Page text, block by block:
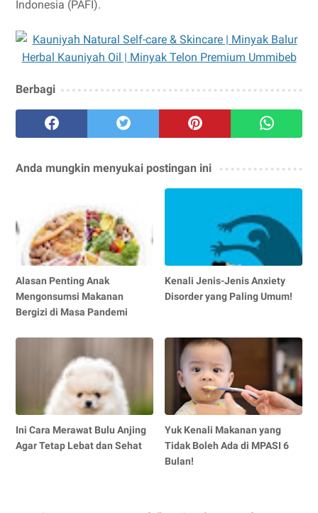
Indonesia (PAFI).
Berbagi
Anda mungkin menyukai postingan ini
Alasan Penting Anak
Mengonsumsi Makanan
Bergizi di Masa Pandemi
Kenali Jenis-Jenis Anxiety
Disorder yang Paling Umum!
Ini Cara Merawat Bulu Anjing
Agar Tetap Lebat dan Sehat
Yuk Kenali Makanan yang
Tidak Boleh Ada di MPASI 6
Bulan!